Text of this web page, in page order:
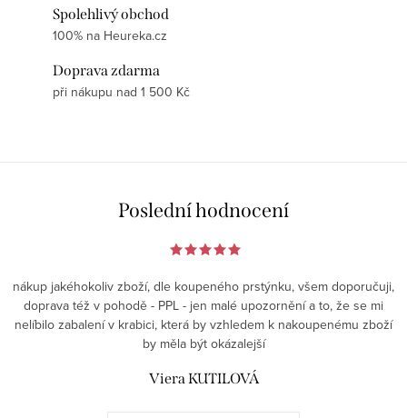
Spolehlivý obchod
100% na Heureka.cz
Doprava zdarma
při nákupu nad 1 500 Kč
Poslední hodnocení
nákup jakéhokoliv zboží, dle koupeného prstýnku, všem doporučuji,
doprava též v pohodě - PPL - jen malé upozornění a to, že se mi
nelíbilo zabalení v krabici, která by vzhledem k nakoupenému zboží
by měla být okázalejší
Viera KUTILOVÁ